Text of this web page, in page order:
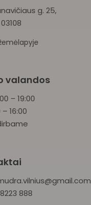
g. 25,
valandos
– 19:00
– 16:00
888